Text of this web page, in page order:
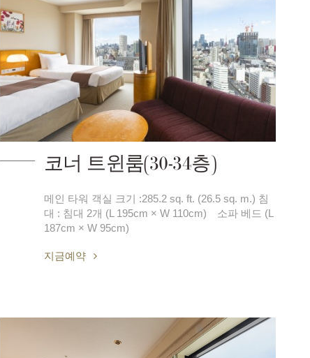
코너 트윈룸(30-34층)
메인 타워 객실 크기 :285.2 sq. ft. (26.5 sq. m.) 침
대 : 침대 2개 (L 195cm × W 110cm) 소파 베드 (L
187cm × W 95cm)
지금예약